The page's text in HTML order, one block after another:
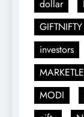
dollar
GIFTNIFTY
investors
MODI